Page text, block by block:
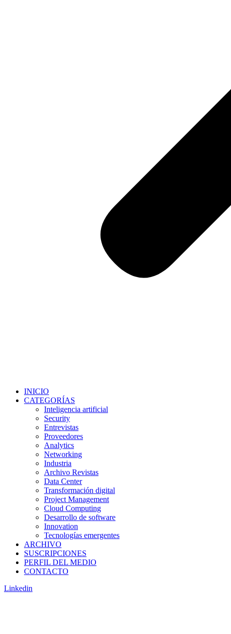
INICIO
CATEGORÍAS
Inteligencia artificial
Security
Entrevistas
Proveedores
Analytics
Networking
Industria
Archivo Revistas
Data Center
Transformación digital
Project Management
Cloud Computing
Desarrollo de software
Innovation
Tecnologías emergentes
ARCHIVO
SUSCRIPCIONES
PERFIL DEL MEDIO
CONTACTO
Linkedin